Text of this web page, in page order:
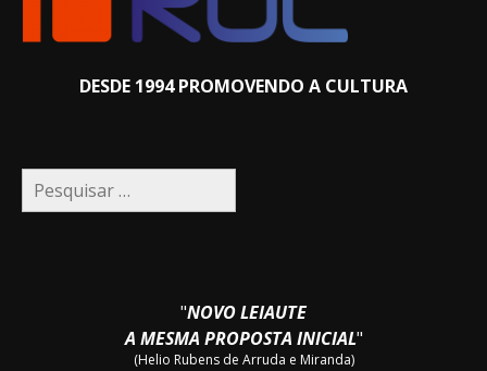
DESDE 1994 PROMOVENDO A CULTURA
Pesquisar
por:
"NOVO LEIAUTE
A MESMA PROPOSTA INICIAL"
(Helio Rubens de Arruda e Miranda)